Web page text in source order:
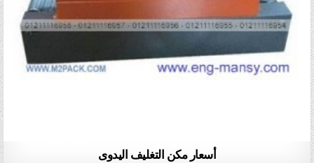
أسعار مكن التغليف اليدوى